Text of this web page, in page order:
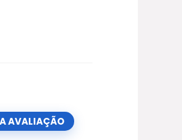
AVALIAÇÃO